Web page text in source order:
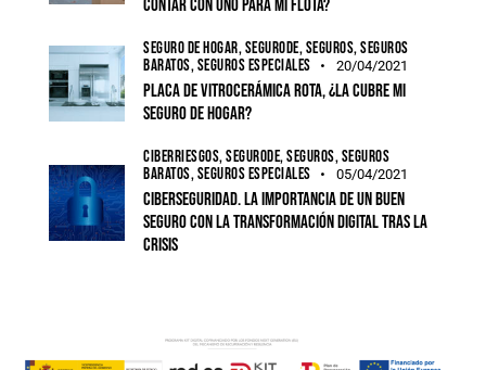
contar con uno para mi flota?
SEGURO DE HOGAR,SEGURODE,SEGUROS,SEGUROS
BARATOS,SEGUROS ESPECIALES 20/04/2021
Placa de vitrocerámica rota, ¿la cubre mi
seguro de hogar?
CIBERRIESGOS,SEGURODE,SEGUROS,SEGUROS
BARATOS,SEGUROS ESPECIALES 05/04/2021
Ciberseguridad. La importancia de un buen
seguro con la transformación digital tras la
crisis